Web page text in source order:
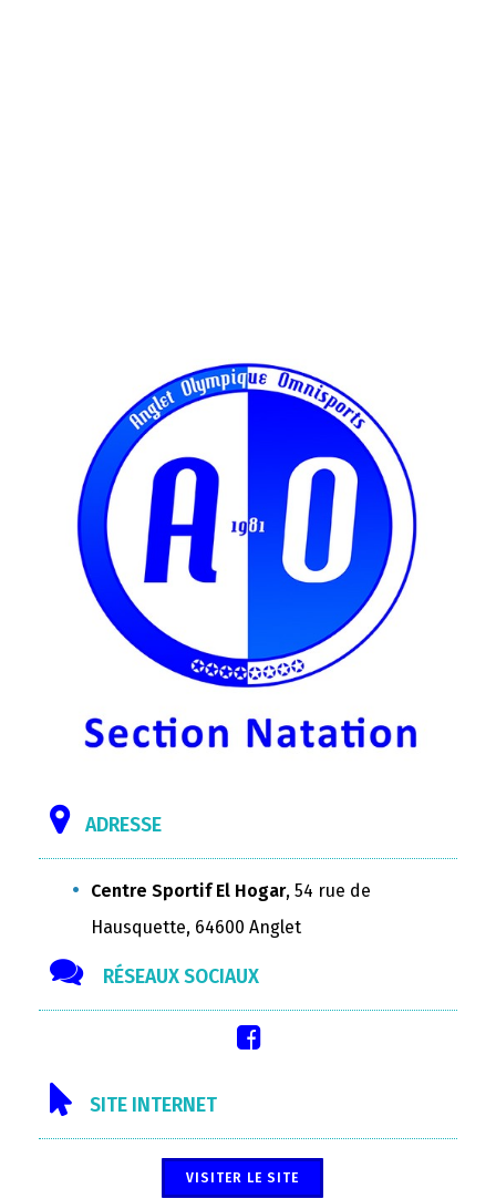
ADRESSE
Centre Sportif El Hogar, 54 rue de
Hausquette, 64600 Anglet
RÉSEAUX SOCIAUX
SITE INTERNET
VISITER LE SITE